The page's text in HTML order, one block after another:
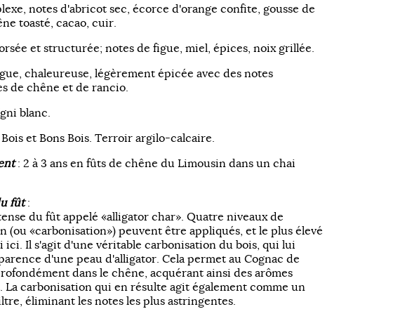
notes d'abricot sec, écorce d'orange confite, gousse de
toasté, cacao, cuir.
et structurée; notes de figue, miel, épices, noix grillée.
chaleureuse, légèrement épicée avec des notes
de chêne et de rancio.
blanc.
et Bons Bois. Terroir argilo-calcaire.
: 2 à 3 ans en fûts de chêne du Limousin dans un chai
fût:
du fût appelé «alligator char». Quatre niveaux de
(ou «carbonisation») peuvent être appliqués, et le plus élevé
ici. Il s'agit d'une véritable carbonisation du bois, qui lui
d'une peau d'alligator. Cela permet au Cognac de
dans le chêne, acquérant ainsi des arômes
La carbonisation qui en résulte agit également comme un
éliminant les notes les plus astringentes.